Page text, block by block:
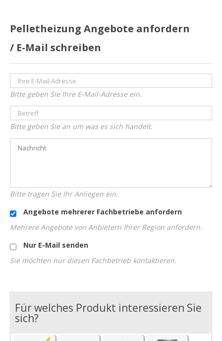
Pelletheizung Angebote anfordern
/ E-Mail schreiben
Bitte geben Sie Ihre E-Mail-Adresse ein.
Bitte geben Sie an um was es sich handelt.
Bitte tragen Sie Ihr Anliegen ein.
Angebote mehrerer Fachbetriebe anfordern
Mehrere Angebote von Anbietern Ihrer Region anfordern.
Nur E-Mail senden
Sie möchten nur diesen Fachbetrieb kontaktieren.
Für welches Produkt interessieren Sie
sich?